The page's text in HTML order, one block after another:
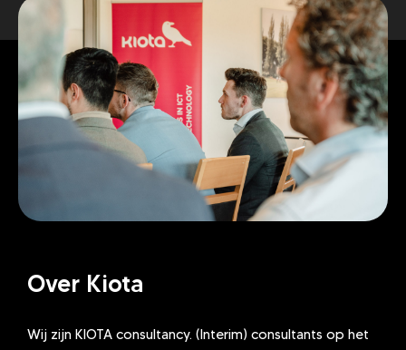
Over Kiota
Wij zijn KIOTA consultancy. (Interim) consultants op het